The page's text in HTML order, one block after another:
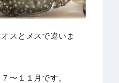
スとメスで違いま
〜１１月です。